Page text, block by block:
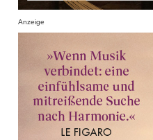
Anzeige